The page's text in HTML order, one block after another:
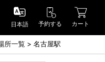
日本語 予約する カート
所一覧 名古屋駅